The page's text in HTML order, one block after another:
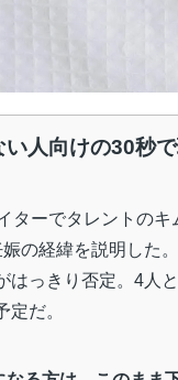
い人向けの30秒
ターでタレントの
の経緯を説明した
はっきり否定。4人
定だ。